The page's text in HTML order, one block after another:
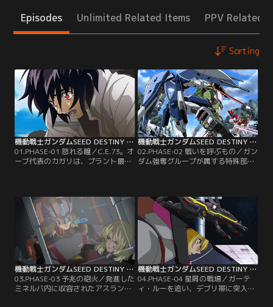
Episodes Unlimited Related Items PPV Related
Sorting
機動戦士ガンダムSEED DESTINY HDリマスター 第01話
01.PHASE-01 怒れる瞳／C.E.73。オ
ーブ代表のカガリは、プラント最高
評議会議長デュランダルとの極秘会
ープが新型MS「ガンダム」を強奪す
る。MSザクウォーリアに乗り込んだ
ものの窮地に立たされたアスランを
助けたのは、シンの搭乗するインパ
ルスガンダムだった。【提供：バン
ダイチャンネル】
機動戦士ガンダムSEED DESTINY HDリマスター 第02話
02.PHASE-02 戦いを呼ぶもの／ガン
ダム強奪グループが属する特殊部隊
ープのスティング、アウル、ステラ
は撤退を始める。追いすがるインパ
ルスとレイのザクファントム。この
不測の事態に対し、新造艦ミネルバ
の艦長タリアは艦の発進を決意す
る。【提供：バンダイチャンネル】
機動戦士ガンダムSEED DESTINY HDリマスター 第03話
03.PHASE-03 予兆の砲火／発進した
ミネルバ内に収容されたアスランと
機動戦士ガンダムSEED DESTINY HDリマスター 第04話
04.PHASE-04 星屑の戦場／ガーテ
ィ・ルーを追い、デブリ帯に突入し